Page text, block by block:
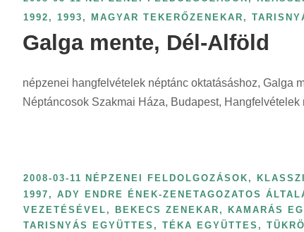
:
t
g
r
i
e
r
i
é
v
s
á
m
r
i
n
o
á
:
1992, 1993 , MAGYAR TEKERŐZENEKAR ,
Galga mente, Dél-Alföld
népzenei hangfelvételek néptánc oktatásáshoz, Galga
Néptáncosok Szakmai Háza, Budapest, Hangfelvételek
2008-03-11 NÉPZENEI FELDOLGOZÁSOK,
1997 , ADY ENDRE ÉNEK-ZENETAGOZATOS
VEZETÉSÉVEL , BEKECS ZENEKAR , KAMARÁS
TARISNYÁS EGYÜTTES , TÉKA EGYÜTTES ,